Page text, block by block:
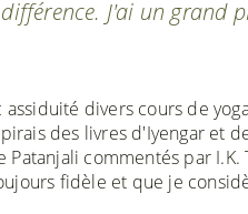
J'ai un grand
assiduité divers cours de
des livres d'Iyengar et
Patanjali commentés par
fidèle et que je